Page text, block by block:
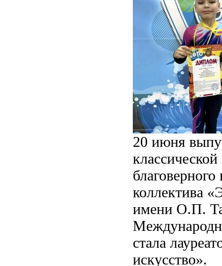
20 июня
коллектива
имени О.П.
стала
искусство».